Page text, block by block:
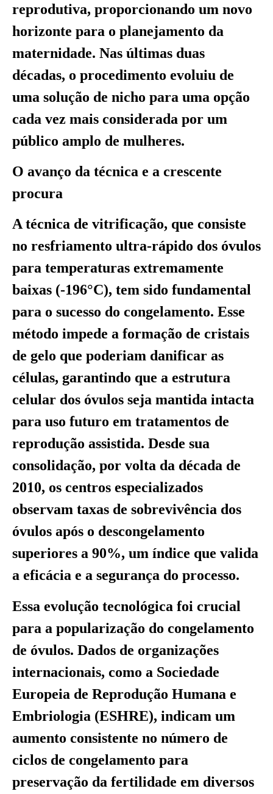
reprodutiva, proporcionando um novo
horizonte para o planejamento da
maternidade. Nas últimas duas
décadas, o procedimento evoluiu de
uma solução de nicho para uma opção
cada vez mais considerada por um
público amplo de mulheres.
O avanço da técnica e a crescente
procura
A técnica de vitrificação, que consiste
no resfriamento ultra-rápido dos óvulos
para temperaturas extremamente
baixas (-196°C), tem sido fundamental
para o sucesso do congelamento. Esse
método impede a formação de cristais
de gelo que poderiam danificar as
células, garantindo que a estrutura
celular dos óvulos seja mantida intacta
para uso futuro em tratamentos de
reprodução assistida. Desde sua
consolidação, por volta da década de
2010, os centros especializados
observam taxas de sobrevivência dos
óvulos após o descongelamento
superiores a 90%, um índice que valida
a eficácia e a segurança do processo.
Essa evolução tecnológica foi crucial
para a popularização do congelamento
de óvulos. Dados de organizações
internacionais, como a Sociedade
Europeia de Reprodução Humana e
Embriologia (ESHRE), indicam um
aumento consistente no número de
ciclos de congelamento para
preservação da fertilidade em diversos